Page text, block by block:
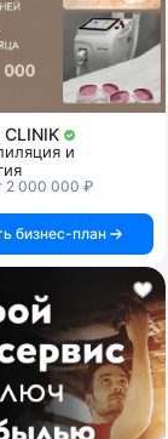
CLINIK
и
2 000 000 ₽
бизнес-план